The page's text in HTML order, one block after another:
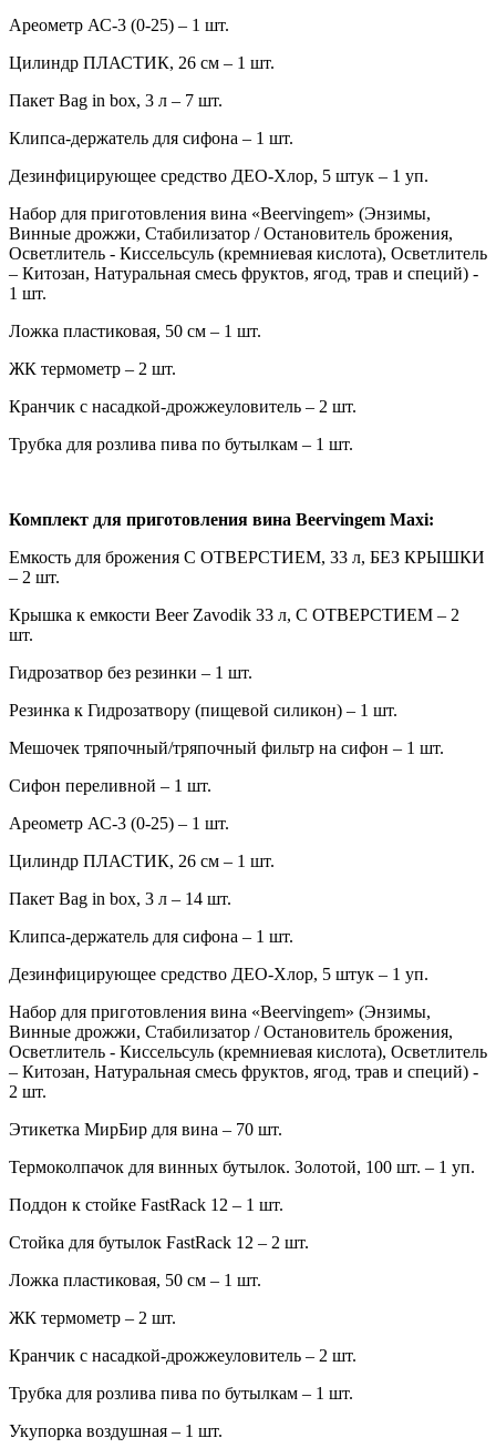
Ареометр АС-3 (0-25) – 1 шт.
Цилиндр ПЛАСТИК, 26 см – 1 шт.
Пакет Bag in box, 3 л – 7 шт.
Клипса-держатель для сифона – 1 шт.
Дезинфицирующее средство ДЕО-Хлор, 5 штук – 1 уп.
Набор для приготовления вина «Beervingem» (Энзимы,
Винные дрожжи, Стабилизатор / Остановитель брожения,
Осветлитель - Киссельсуль (кремниевая кислота), Осветлитель
– Китозан, Натуральная смесь фруктов, ягод, трав и специй) -
1 шт.
Ложка пластиковая, 50 см – 1 шт.
ЖК термометр – 2 шт.
Кранчик с насадкой-дрожжеуловитель – 2 шт.
Трубка для розлива пива по бутылкам – 1 шт.
Комплект для приготовления вина Beervingem Maxi:
Емкость для брожения С ОТВЕРСТИЕМ, 33 л, БЕЗ КРЫШКИ
– 2 шт.
Крышка к емкости Beer Zavodik 33 л, С ОТВЕРСТИЕМ – 2
шт.
Гидрозатвор без резинки – 1 шт.
Резинка к Гидрозатвору (пищевой силикон) – 1 шт.
Мешочек тряпочный/тряпочный фильтр на сифон – 1 шт.
Сифон переливной – 1 шт.
Ареометр АС-3 (0-25) – 1 шт.
Цилиндр ПЛАСТИК, 26 см – 1 шт.
Пакет Bag in box, 3 л – 14 шт.
Клипса-держатель для сифона – 1 шт.
Дезинфицирующее средство ДЕО-Хлор, 5 штук – 1 уп.
Набор для приготовления вина «Beervingem» (Энзимы,
Винные дрожжи, Стабилизатор / Остановитель брожения,
Осветлитель - Киссельсуль (кремниевая кислота), Осветлитель
– Китозан, Натуральная смесь фруктов, ягод, трав и специй) -
2 шт.
Этикетка МирБир для вина – 70 шт.
Термоколпачок для винных бутылок. Золотой, 100 шт. – 1 уп.
Поддон к стойке FastRack 12 – 1 шт.
Стойка для бутылок FastRack 12 – 2 шт.
Ложка пластиковая, 50 см – 1 шт.
ЖК термометр – 2 шт.
Кранчик с насадкой-дрожжеуловитель – 2 шт.
Трубка для розлива пива по бутылкам – 1 шт.
Укупорка воздушная – 1 шт.